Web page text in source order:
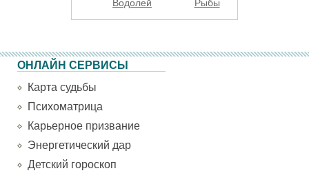
Водолей
Рыбы
ОНЛАЙН СЕРВИСЫ
Карта судьбы
Психоматрица
Карьерное призвание
Энергетический дар
Детский гороскоп